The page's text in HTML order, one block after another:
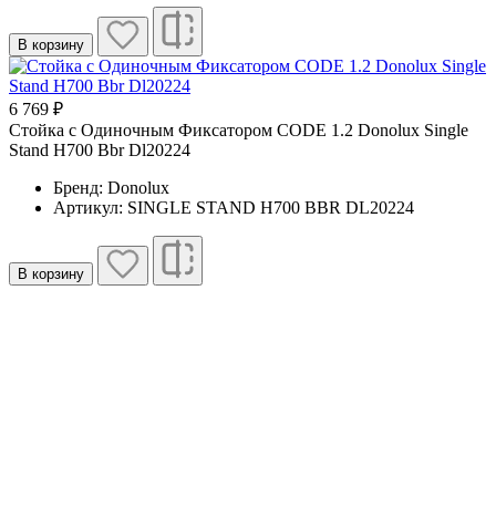
В корзину
6 769 ₽
Стойка с Одиночным Фиксатором CODE 1.2 Donolux Single
Stand H700 Bbr Dl20224
Бренд: Donolux
Артикул: SINGLE STAND H700 BBR DL20224
В корзину